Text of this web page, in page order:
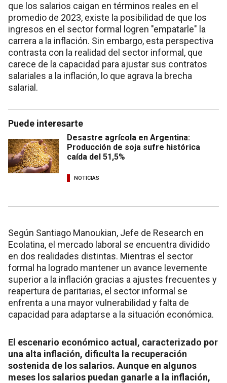
que los salarios caigan en términos reales en el
promedio de 2023, existe la posibilidad de que los
ingresos en el sector formal logren "empatarle" la
carrera a la inflación. Sin embargo, esta perspectiva
contrasta con la realidad del sector informal, que
carece de la capacidad para ajustar sus contratos
salariales a la inflación, lo que agrava la brecha
salarial.
Puede interesarte
Desastre agrícola en Argentina:
Producción de soja sufre histórica
caída del 51,5%
NOTICIAS
Según Santiago Manoukian, Jefe de Research en
Ecolatina, el mercado laboral se encuentra dividido
en dos realidades distintas. Mientras el sector
formal ha logrado mantener un avance levemente
superior a la inflación gracias a ajustes frecuentes y
reapertura de paritarias, el sector informal se
enfrenta a una mayor vulnerabilidad y falta de
capacidad para adaptarse a la situación económica.
El escenario económico actual, caracterizado por
una alta inflación, dificulta la recuperación
sostenida de los salarios. Aunque en algunos
meses los salarios puedan ganarle a la inflación,